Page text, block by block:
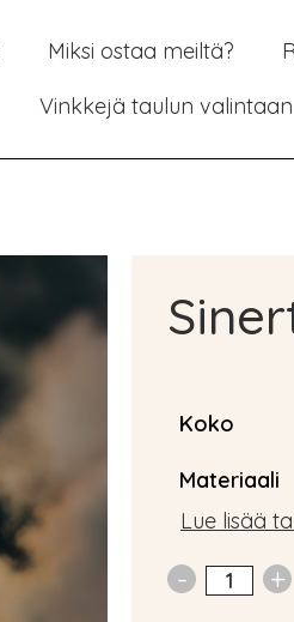
Miksi ostaa meiltä?
Vinkkejä taulun valintaan
Koko
Materiaali
Lue lisää